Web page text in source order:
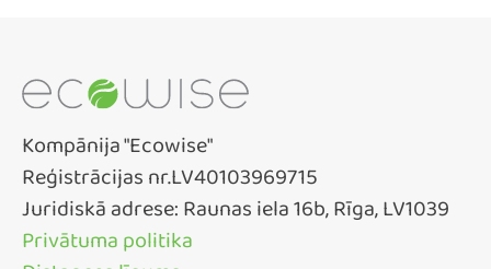
Kompānija "Ecowise"
Reģistrācijas nr.LV40103969715
Juridiskā adrese: Raunas iela 16b, Rīga, LV1039
Privātuma politika